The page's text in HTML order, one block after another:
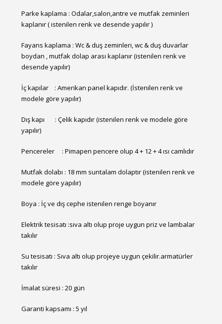
Parke kaplama : Odalar,salon,antre ve mutfak zeminleri
kaplanır ( istenilen renk ve desende yapılır )
Fayans kaplama : Wc & duş zeminleri, wc & duş duvarlar
boydan , mutfak dolap arası kaplanır (istenilen renk ve
desende yapılır)
İç kapılar : Amerikan panel kapıdır. (İstenilen renk ve
modele göre yapılır)
Dış kapı : Çelik kapıdır (istenilen renk ve modele göre
yapılır)
Pencereler : Pimapen pencere olup 4 + 12 + 4 ısı camlıdır
Mutfak dolabı : 18 mm suntalam dolaptır (istenilen renk ve
modele göre yapılır)
Boya : İç ve dış cephe istenilen renge boyanır
Elektrik tesisatı :sıva altı olup proje uygun priz ve lambalar
takılır
Su tesisatı : Sıva altı olup projeye uygun çekilir.armatürler
takılır
İmalat süresi : 20 gün
Garanti kapsamı : 5 yıl